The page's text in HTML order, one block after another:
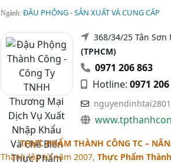
Ngành: ĐẬU PHỘNG - SẢN XUẤT VÀ CUNG CẤP
368/34/25 Tân
(TPHCM)
0971 206 863
Hotline: 0971
THỰC PHẨM THÀNH CÔNG TC –
Thành lập từ năm 2007, Thực Phẩm